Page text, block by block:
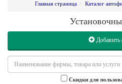
Главная страница Каталог
Добавить
Cкидки для